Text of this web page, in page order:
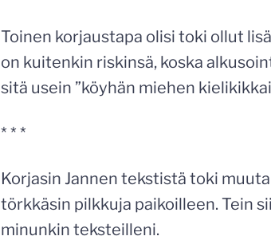
Toinen korjaustapa olisi toki ollut
on kuitenkin riskinsä, koska
sitä usein ”köyhän miehen
* * *
Korjasin Jannen tekstistä toki
törkkäsin pilkkuja paikoilleen. Tein
minunkin teksteilleni.